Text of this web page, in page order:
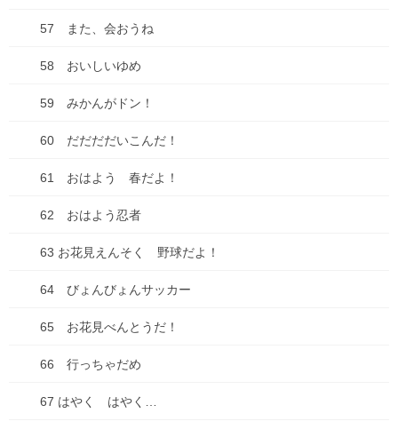
39 カサのダンス
40 おはなのみつ♡♡♡
41 ケイドロしよう！
42 みんな ステキだね
43 うみって なあに？
44 かいすいよく
45 うみのともだち
57 また、会おうね
58 おいしいゆめ
59 みかんがドン！
60 だだだだいこんだ！
61 おはよう 春だよ！
62 おはよう忍者
63 お花見えんそく 野球だよ！
64 びょんびょんサッカー
65 お花見べんとうだ！
66 行っちゃだめ
67 はやく はやく…